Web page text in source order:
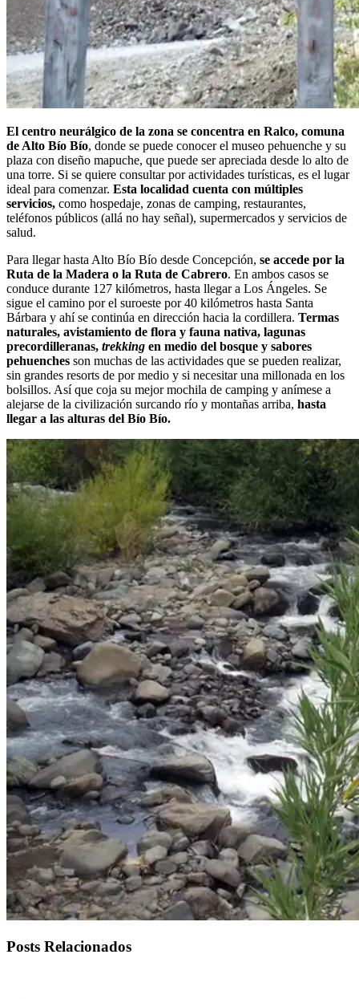
El centro neurálgico de la zona se concentra en Ralco, comuna
de Alto Bío Bío, donde se puede conocer el museo pehuenche y su
plaza con diseño mapuche, que puede ser apreciada desde lo alto de
una torre. Si se quiere consultar por actividades turísticas, es el lugar
ideal para comenzar. Esta localidad cuenta con múltiples
servicios, como hospedaje, zonas de camping, restaurantes,
teléfonos públicos (allá no hay señal), supermercados y servicios de
salud.
Para llegar hasta Alto Bío Bío desde Concepción, se accede por la
Ruta de la Madera o la Ruta de Cabrero. En ambos casos se
conduce durante 127 kilómetros, hasta llegar a Los Ángeles. Se
sigue el camino por el suroeste por 40 kilómetros hasta Santa
Bárbara y ahí se continúa en dirección hacia la cordillera. Termas
naturales, avistamiento de flora y fauna nativa, lagunas
precordilleranas, trekking en medio del bosque y sabores
pehuenches son muchas de las actividades que se pueden realizar,
sin grandes resorts de por medio y si necesitar una millonada en los
bolsillos. Así que coja su mejor mochila de camping y anímese a
alejarse de la civilización surcando río y montañas arriba, hasta
llegar a las alturas del Bío Bío.
Posts Relacionados